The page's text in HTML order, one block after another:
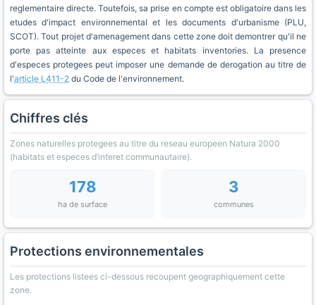
reglementaire directe. Toutefois, sa prise en compte est obligatoire dans les
etudes d'impact environnemental et les documents d'urbanisme (PLU,
SCOT). Tout projet d'amenagement dans cette zone doit demontrer qu'il ne
porte pas atteinte aux especes et habitats inventories. La presence
d'especes protegees peut imposer une demande de derogation au titre de
l'article L411-2 du Code de l'environnement.
Chiffres clés
Zones naturelles protegees au titre du reseau europeen Natura 2000
(habitats et especes d’interet communautaire).
178
ha de surface
3
communes
Protections environnementales
Les protections listees ci-dessous recoupent geographiquement cette
zone.